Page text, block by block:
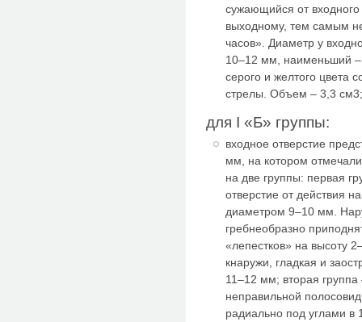
сужающийся от
выходному, тем самым
часов». Диаметр у
10–12 мм, наименьший
серого и желтого цвета
стрелы. Объем – 3,3
для I «Б» группы:
входное отверстие
мм, на котором
на две группы: первая
отверстие от действия
диаметром 9–10 мм.
гребнеобразно
«лепестков» на высоту
кнаружи, гладкая и
11–12 мм; вторая
неправильной
радиально под углами